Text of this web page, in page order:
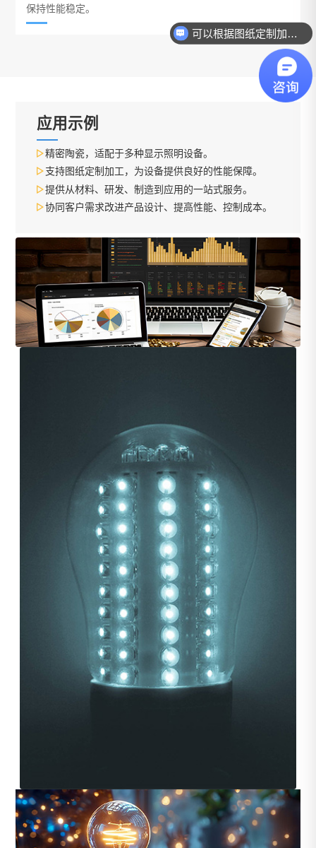
保持性能稳定。
应用示例
精密陶瓷，适配于多种显示照明设备。
支持图纸定制加工，为设备提供良好的性能保障。
提供从材料、研发、制造到应用的一站式服务。
协同客户需求改进产品设计、提高性能、控制成本。